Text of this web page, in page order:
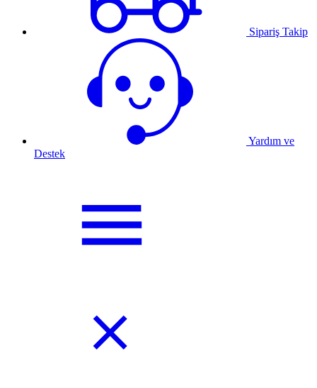
Sipariş Takip
Yardım ve
Destek